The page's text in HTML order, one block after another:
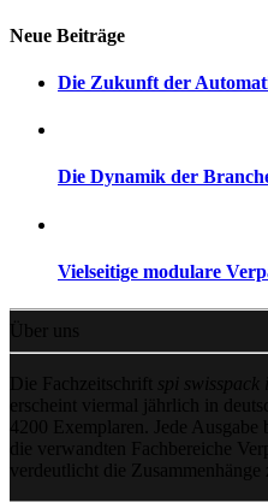
Neue Beiträge
Die Zukunft der
Die Dynamik der
Vielseitige modulare
Über uns
Die Fachzeitschrift
spi
erscheint viermal jährlich in
4200 Exemplaren. Jede Ausgabe
die verwandten Fachbereiche
verdeutlicht die Zusammenhänge